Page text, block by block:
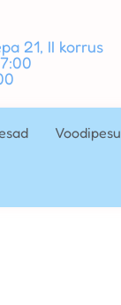
21, II korrus
Voodipesu